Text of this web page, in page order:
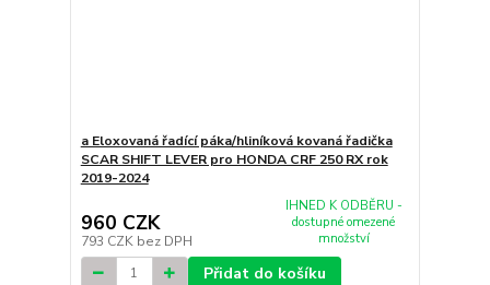
a Eloxovaná řadící páka/hliníková kovaná řadička
SCAR SHIFT LEVER pro HONDA CRF 250 RX rok
2019-2024
960 CZK
793 CZK bez DPH
IHNED K ODBĚRU -
dostupné omezené
množství
Přidat do košíku